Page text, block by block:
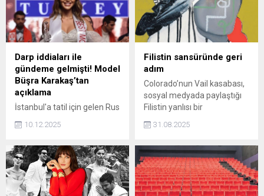
Darp iddiaları ile
gündeme gelmişti! Model
Büşra Karakaş’tan
açıklama
İstanbul'a tatil için gelen Rus
arkadaşı tarafından iş insanı
düzenlenen doğum günü
partisinde model ve kick
boks sporcusu Büşra
Karakaş tarafından
10.12.2025
Filistin sansüründe geri
adım
Colorado’nun Vail kasabası,
sosyal medyada paylaştığı
Filistin yanlısı bir
sanatçı programı iptal edilen
Danielle SeeWalker ile açılan
davada uzlaşmaya vardı.
31.08.2025